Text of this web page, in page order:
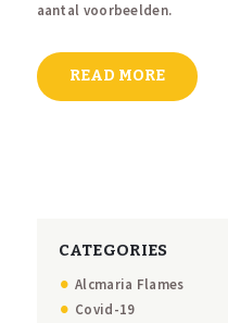
aantal voorbeelden.
READ MORE
CATEGORIES
Alcmaria Flames
Covid-19